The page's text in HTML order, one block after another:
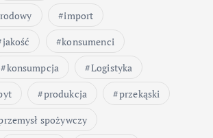
import
jakość
konsumenci
konsumpcja
Logistyka
produkcja
przekąski
spożywczy